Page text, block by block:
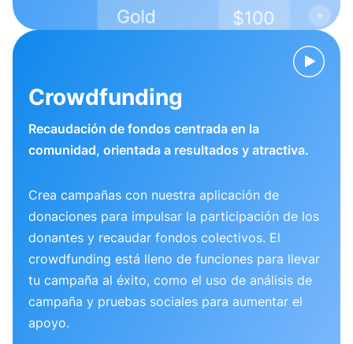
Crowdfunding
Recaudación de fondos centrada en la
comunidad, orientada a resultados y atractiva.
Crea campañas con nuestra aplicación de
donaciones para impulsar la participación de los
donantes y recaudar fondos colectivos. El
crowdfunding está lleno de funciones para llevar
tu campaña al éxito, como el uso de análisis de
campaña y pruebas sociales para aumentar el
apoyo.